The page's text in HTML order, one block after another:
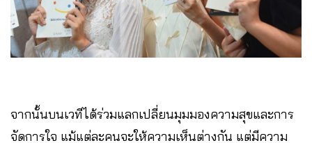
จากนั้นบนเวทีได้ร่วมแลกเปลี่ยนมุมมองความสุขและการ
จัดการใจ แม้แต่ละคนจะให้ความเห็นต่างกัน แต่มีความ